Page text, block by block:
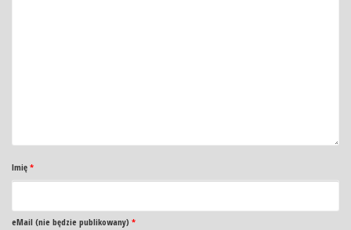
Imię *
eMail (nie będzie publikowany) *